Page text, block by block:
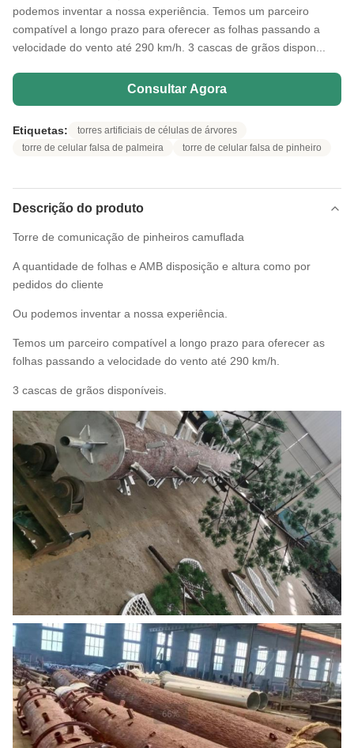
podemos inventar a nossa experiência. Temos um parceiro
compatível a longo prazo para oferecer as folhas passando a
velocidade do vento até 290 km/h. 3 cascas de grãos dispon...
Consultar Agora
Etiquetas:
torres artificiais de células de árvores
torre de celular falsa de palmeira
torre de celular falsa de pinheiro
Descrição do produto
Torre de comunicação de pinheiros camuflada
A quantidade de folhas e AMB disposição e altura como por
pedidos do cliente
Ou podemos inventar a nossa experiência.
Temos um parceiro compatível a longo prazo para oferecer as
folhas passando a velocidade do vento até 290 km/h.
3 cascas de grãos disponíveis.